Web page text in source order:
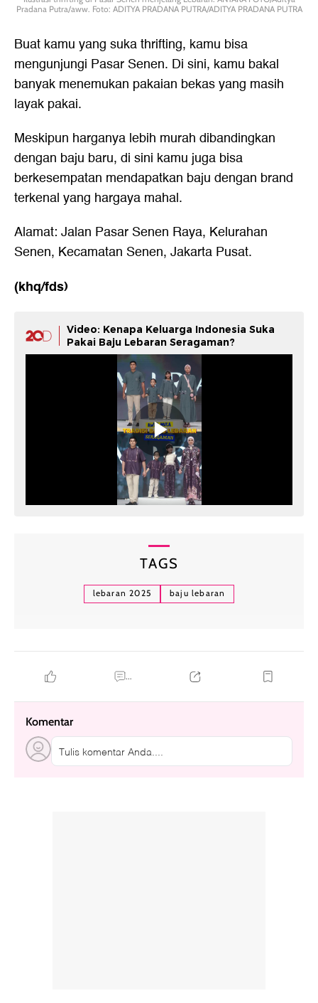
Pradana Putra/aww. Foto: ADITYA PRADANA PUTRA/ADITYA PRADANA PUTRA
Buat kamu yang suka thrifting, kamu bisa
mengunjungi Pasar Senen. Di sini, kamu bakal
banyak menemukan pakaian bekas yang masih
layak pakai.
Meskipun harganya lebih murah dibandingkan
dengan baju baru, di sini kamu juga bisa
berkesempatan mendapatkan baju dengan brand
terkenal yang hargaya mahal.
Alamat: Jalan Pasar Senen Raya, Kelurahan
Senen, Kecamatan Senen, Jakarta Pusat.
(khq/fds)
Video: Kenapa Keluarga Indonesia Suka
Pakai Baju Lebaran Seragaman?
TAGS
lebaran 2025 baju lebaran
...
Komentar
Tulis komentar Anda....